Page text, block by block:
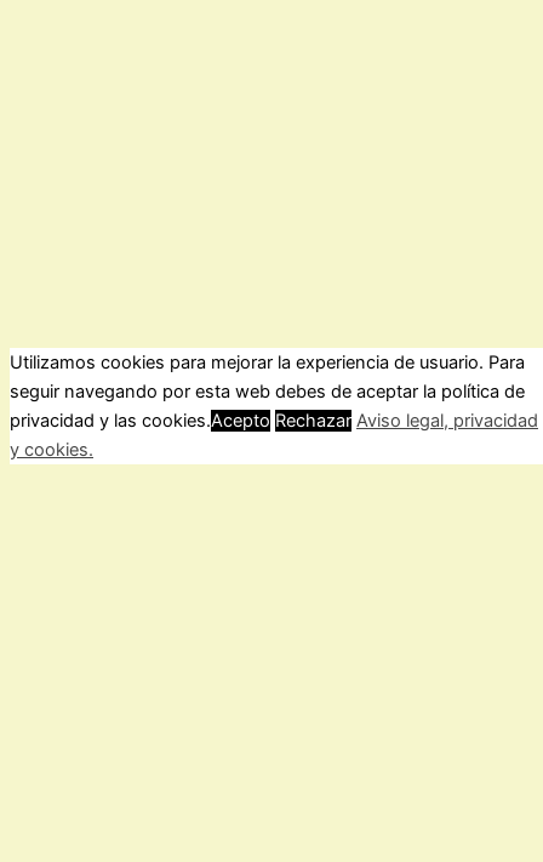
ForoComprasOnline Copyright © 2026 |Privacidad
Utilizamos cookies para mejorar la experiencia de usuario. Para
seguir navegando por esta web debes de aceptar la política de
privacidad y las cookies.Acepto Rechazar Aviso legal, privacidad
y cookies.